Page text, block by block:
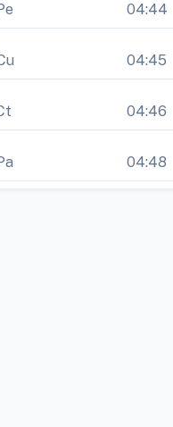
04:44
04:45
04:46
04:48